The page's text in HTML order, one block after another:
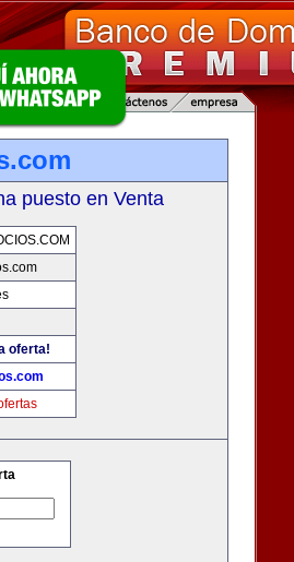
puesto en Venta
oferta!